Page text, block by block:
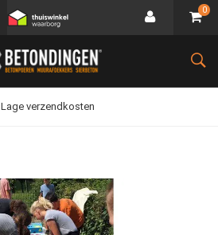
0
Lage verzendkosten